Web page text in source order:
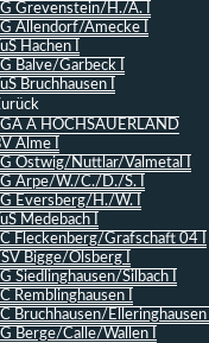
Grevenstein/H./A. I
Allendorf/Amecke I
TuS Hachen I
Balve/Garbeck I
TuS Bruchhausen I
A HOCHSAUERLAND
Alme I
Ostwig/Nuttlar/Valmetal I
Arpe/W./C./D./S. I
Eversberg/H./W. I
TuS Medebach I
Fleckenberg/Grafschaft 04 I
TSV Bigge/Olsberg I
Siedlinghausen/Silbach I
Remblinghausen I
Bruchhausen/Elleringhausen I
Berge/Calle/Wallen I